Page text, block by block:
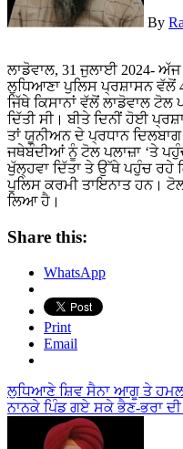
By
ਲਾਡੋਵਾਲ, 31 ਜੁਲਾਈ 2024- ਅੱਜ ਲੁਧਿਆਣਾ ਪੁਲਿਸ ਪ੍ਰਸ਼ਾਸਨ ਨੇ ਪੰਜਾਬ ਦਾ ਸਭ ਤੋਂ ਮਹਿੰਗਾ ਲਾਡੋਵਾਲ ਟੋਲ ਪਲਾਜ਼ਾ ਖੁੱਲ੍ਹਵਾ ਦਿੱਤਾ ਗਿਆ।
ਲੁਧਿਆਣਾ ਪੁਲਿਸ ਪ੍ਰਸ਼ਾਸਨ ਵੱਲੋਂ
ਜਿੱਥੇ ਕਿਸਾਨਾਂ ਵੱਲੋਂ ਲਾਡੋਵਾਲ
ਦਿੱਤੀ ਸੀ। ਬੀਤੇ ਦਿਨੀਂ ਹੋਈ
ਤਾਂ ਯੂਨੀਅਨ ਦੇ ਪ੍ਰਧਾਨ
ਜਥੇਬੰਦੀਆਂ ਨੂੰ ਟੋਲ ਪਲਾਜ਼ਾ ‘ਤੇ
ਖੁੱਲ੍ਹਵਾ ਦਿੱਤਾ ਤੇ ਉੱਥੇ ਪਹੁੰਚ ਰਹੇ
ਪੁਲਿਸ ਕਰਮੀ ਤਾਇਨਾਤ ਹਨ।
ਲਿਆ ਹੈ।
Share this:
WhatsApp
Print
Email
Post
navigation
ਲੁਧਿਆਣੇ ਸ਼ਿਵ ਸੈਨਾ ਆਗੂ ਤੇ
ਨਾਨਕੇ ਪਿੰਡ ਗਏ ਸਕੇ ਭੈਣ-ਭਰਾ